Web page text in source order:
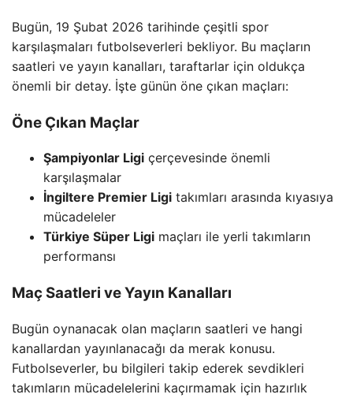
Bugün, 19 Şubat 2026 tarihinde çeşitli spor
karşılaşmaları futbolseverleri bekliyor. Bu maçların
saatleri ve yayın kanalları, taraftarlar için oldukça
önemli bir detay. İşte günün öne çıkan maçları:
Öne Çıkan Maçlar
Şampiyonlar Ligi çerçevesinde önemli
karşılaşmalar
İngiltere Premier Ligi takımları arasında kıyasıya
mücadeleler
Türkiye Süper Ligi maçları ile yerli takımların
performansı
Maç Saatleri ve Yayın Kanalları
Bugün oynanacak olan maçların saatleri ve hangi
kanallardan yayınlanacağı da merak konusu.
Futbolseverler, bu bilgileri takip ederek sevdikleri
takımların mücadelelerini kaçırmamak için hazırlık